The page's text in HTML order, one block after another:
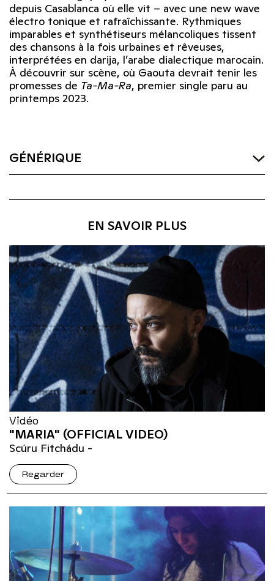
depuis Casablanca où elle vit – avec une new wave
électro tonique et rafraîchissante. Rythmiques
imparables et synthétiseurs mélancoliques tissent
des chansons à la fois urbaines et rêveuses,
interprétées en darija, l’arabe dialectique marocain.
À découvrir sur scène, où Gaouta devrait tenir les
promesses de Ta-Ma-Ra, premier single paru au
printemps 2023.
GÉNÉRIQUE
EN SAVOIR PLUS
Vidéo
"MARIA" (OFFICIAL VIDEO)
Scúru Fitchádu -
Regarder